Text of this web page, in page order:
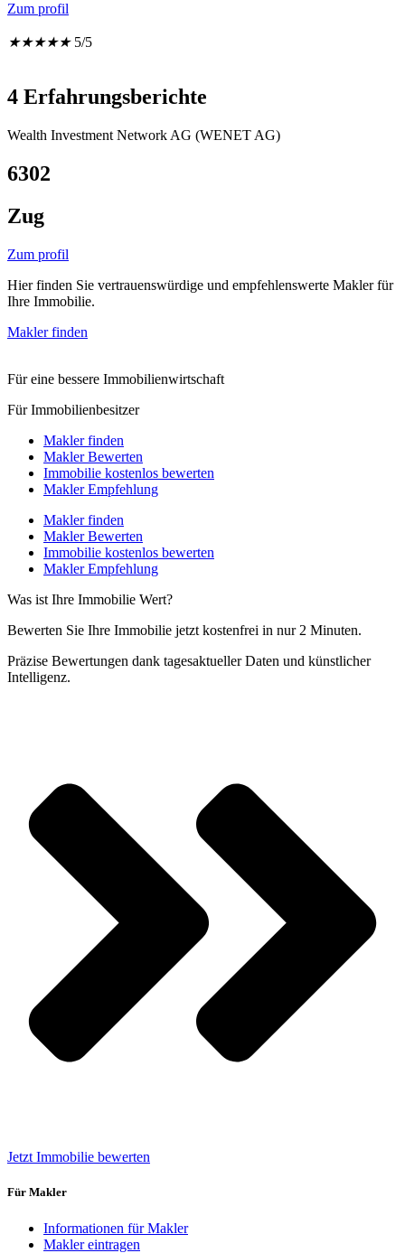
Zum profil
★★★★★ 5/5
4 Erfahrungsberichte
Wealth Investment Network AG (WENET AG)
6302
Zug
Zum profil
Hier finden Sie vertrauenswürdige und empfehlenswerte Makler für
Ihre Immobilie.
Makler finden
Für eine bessere Immobilienwirtschaft
Für Immobilienbesitzer
Makler finden
Makler Bewerten
Immobilie kostenlos bewerten
Makler Empfehlung
Makler finden
Makler Bewerten
Immobilie kostenlos bewerten
Makler Empfehlung
Was ist Ihre Immobilie Wert?
Bewerten Sie Ihre Immobilie jetzt kostenfrei in nur 2 Minuten.
Präzise Bewertungen dank tagesaktueller Daten und künstlicher
Intelligenz.
Jetzt Immobilie bewerten
Für Makler
Informationen für Makler
Makler eintragen